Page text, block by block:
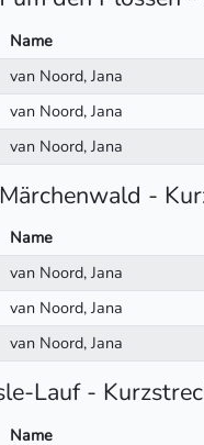
Name
van Noord, Jana
van Noord, Jana
van Noord, Jana
-
Name
van Noord, Jana
van Noord, Jana
van Noord, Jana
Lauf -
Name